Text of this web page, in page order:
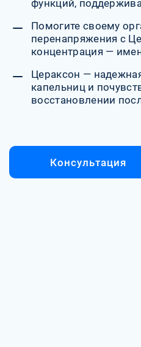
функций,
Помогите своему
перенапряжения с
концентрация —
Цераксон —
капельниц и
восстановлении
Консультация